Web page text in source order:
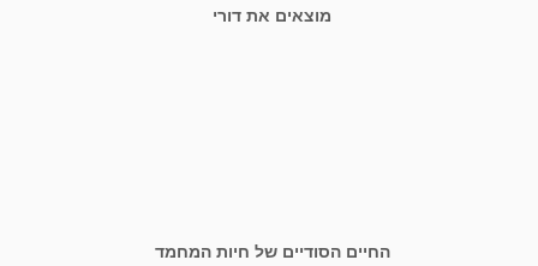
מוצאים את דורי
החיים הסודיים של חיות המחמד